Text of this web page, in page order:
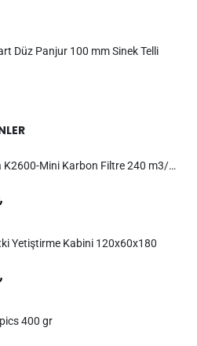
Düz Panjur 100 mm Sinek Telli
Prima Klima K2600-Mini Karbon Filtre 240 m3/h 100 mm
Yetiştirme Kabini 120x60x180
400 gr